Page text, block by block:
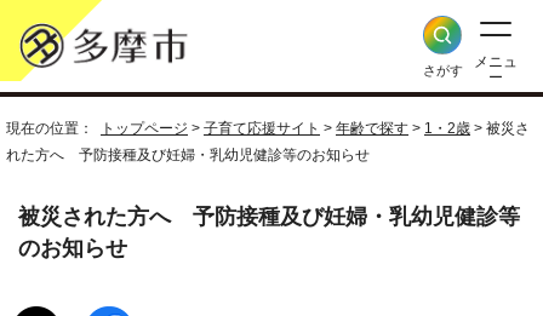
さがす
メニュ
ー
現在の位置： トップページ > 子育て応援サイト > 年齢で探す > 1・2歳 > 被災さ
れた方へ 予防接種及び妊婦・乳幼児健診等のお知らせ
被災された方へ 予防接種及び妊婦・乳幼児健診等
のお知らせ